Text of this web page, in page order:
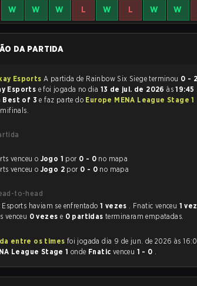
W W W L W L W W
DA PARTIDA
Esports A partida de Rainbow Six Siege terminou 0 - 2
Esports e foi jogada no dia 13 de jul. de 2026às19:45
Best of 3e faz parte do Europe MENA League Stage 1
venceu o Jogo 1 por 0 - 0 no mapa
venceu o Jogo 2 por 0 - 0 no mapa
to-head
Fnatic e Geekay Esports haviam se enfrentado 1 vezes . Fnatic venceu 1
venceu 0 vezes e 0 partidas terminaram empatadas.
entre os times
League Stage 1 onde Fnatic venceu 1 - 0 .